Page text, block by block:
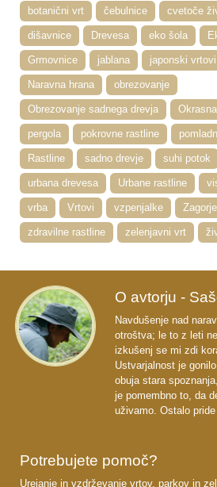
botanični vrt čebulnice cvetoče
dišavnice Drevesa eko šola
Grmovnice jablana japonski vrtovi
Naravna hrana obrezovanje
Obrezovanje sadnega drevja
pergola pokrovne rastline
Rastline sadno drevje suhi potok
urbana drevesa Urbane rastline
vrba Vrtovi vzpenjalke
zdravilne rastline zelenjavni vrt
O avtorju -
Navdušenje nad
otroštva; le to z leti
izkušenj se mi zdi
Ustvarjalnost je
obuja stara
je pomembno to, da
uživamo. Ostalo
Potrebujete pomoč?
Urejanje in vzdrževanje vrtov, parkov in